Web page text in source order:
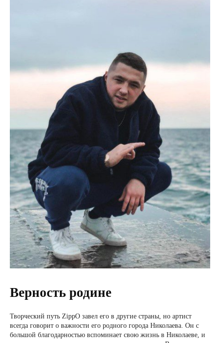
Верность родине
Творческий путь ZippO завел его в другие страны, но артист
всегда говорит о важности его родного города Николаева. Он с
большой благодарностью вспоминает свою жизнь в Николаеве, и